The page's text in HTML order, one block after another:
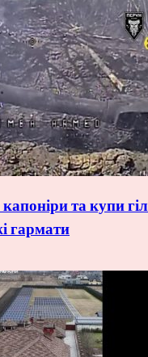
та купи
гармати